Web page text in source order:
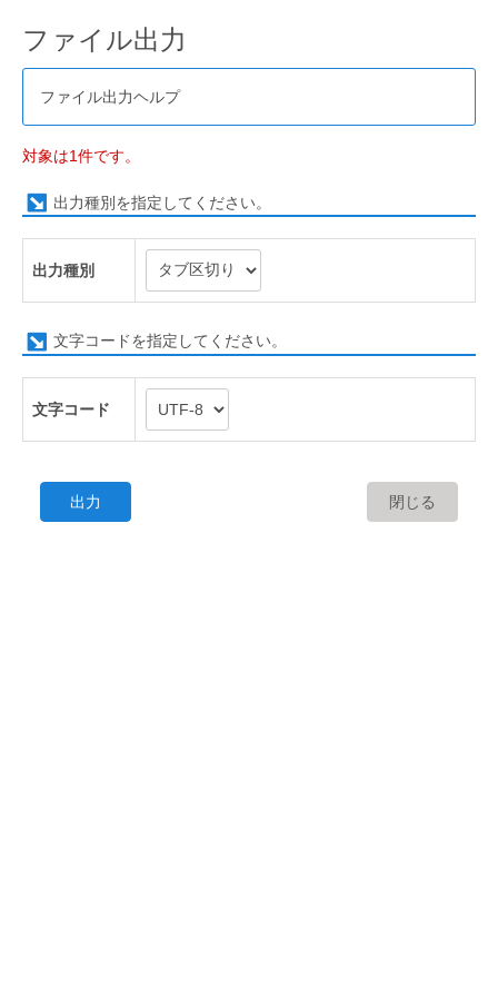
ファイル出力
ファイル出力ヘルプ
対象は1件です。
出力種別を指定してください。
出力種別
文字コードを指定してください。
文字コード